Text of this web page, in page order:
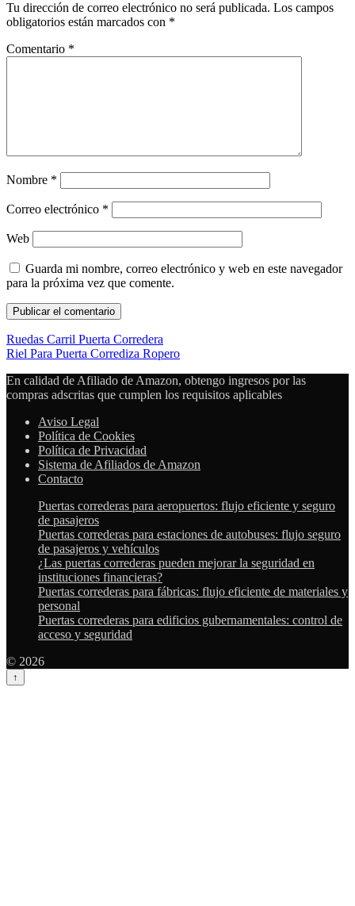
Tu dirección de correo electrónico no será publicada. Los campos
obligatorios están marcados con *
Comentario *
Nombre *
Correo electrónico *
Web
Guarda mi nombre, correo electrónico y web en este navegador
para la próxima vez que comente.
Ruedas Carril Puerta Corredera
Riel Para Puerta Corrediza Ropero
En calidad de Afiliado de Amazon, obtengo ingresos por las
compras adscritas que cumplen los requisitos aplicables
Aviso Legal
Política de Cookies
Política de Privacidad
Sistema de Afiliados de Amazon
Contacto
Puertas correderas para aeropuertos: flujo eficiente y seguro
de pasajeros
Puertas correderas para estaciones de autobuses: flujo seguro
de pasajeros y vehículos
¿Las puertas correderas pueden mejorar la seguridad en
instituciones financieras?
Puertas correderas para fábricas: flujo eficiente de materiales y
personal
Puertas correderas para edificios gubernamentales: control de
acceso y seguridad
© 2026
↑